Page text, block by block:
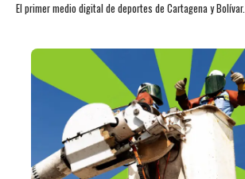
El primer medio digital de deportes de Cartagena y Bolívar.